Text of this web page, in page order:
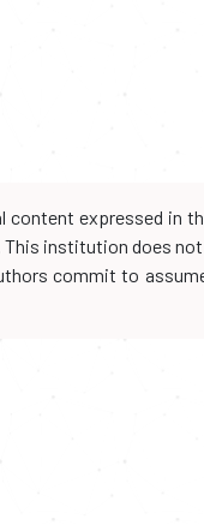
content expressed in
institution does
commit to